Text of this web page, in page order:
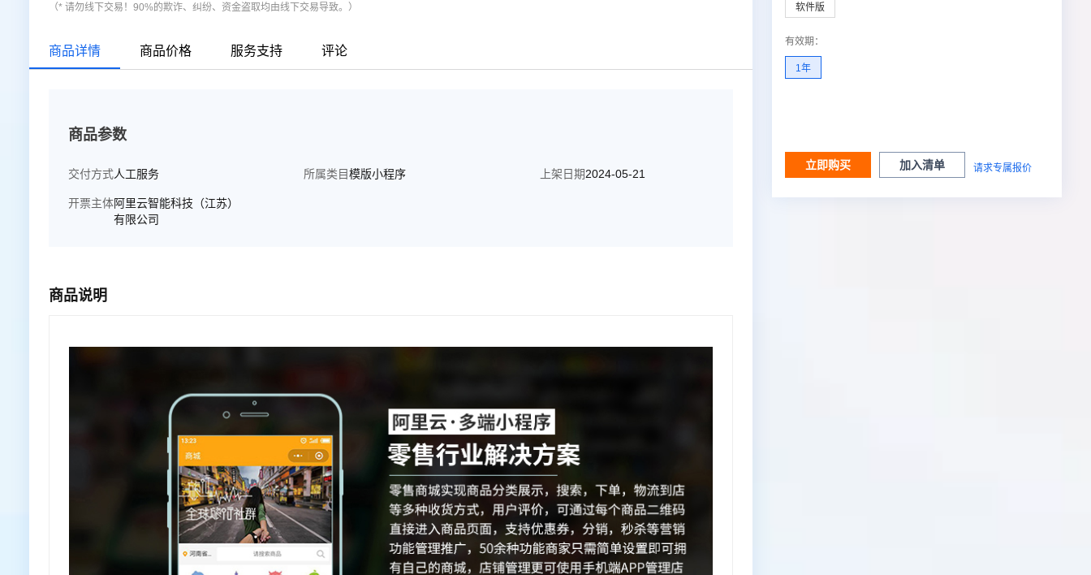
（* 请勿线下交易！90%的欺诈、纠纷、资金盗取均由线下交易导致。）
商品详情 商品价格 服务支持 评论
商品参数
交付方式人工服务 所属类目模版小程序 上架日期2024-05-21
开票主体阿里云智能科技（江苏）
有限公司
商品说明
软件版
有效期 ：
1年
立即购买 加入清单 请求专属报价